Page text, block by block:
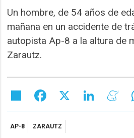
Un hombre, de 54 años de
mañana en un accidente de
autopista Ap-8 a la altura de
Zarautz.
Share Facebook LinkedIn
AP-8 ZARAUTZ